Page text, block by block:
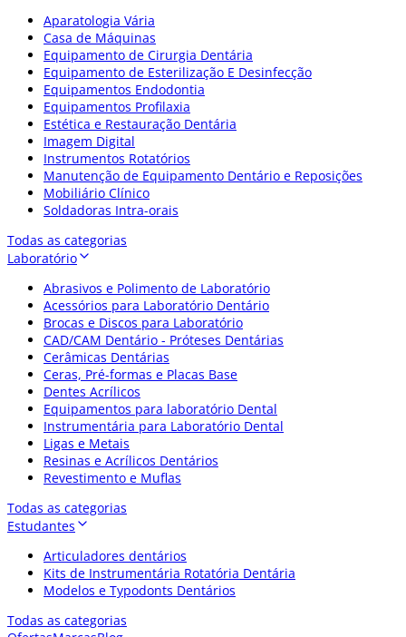
Aparatologia Vária
Casa de Máquinas
Equipamento de Cirurgia Dentária
Equipamento de Esterilização E Desinfecção
Equipamentos Endodontia
Equipamentos Profilaxia
Estética e Restauração Dentária
Imagem Digital
Instrumentos Rotatórios
Manutenção de Equipamento Dentário e Reposições
Mobiliário Clínico
Soldadoras Intra-orais
Todas as categorias
Laboratório
Abrasivos e Polimento de Laboratório
Acessórios para Laboratório Dentário
Brocas e Discos para Laboratório
CAD/CAM Dentário - Próteses Dentárias
Cerâmicas Dentárias
Ceras, Pré-formas e Placas Base
Dentes Acrílicos
Equipamentos para laboratório Dental
Instrumentária para Laboratório Dental
Ligas e Metais
Resinas e Acrílicos Dentários
Revestimento e Muflas
Todas as categorias
Estudantes
Articuladores dentários
Kits de Instrumentária Rotatória Dentária
Modelos e Typodonts Dentários
Todas as categorias